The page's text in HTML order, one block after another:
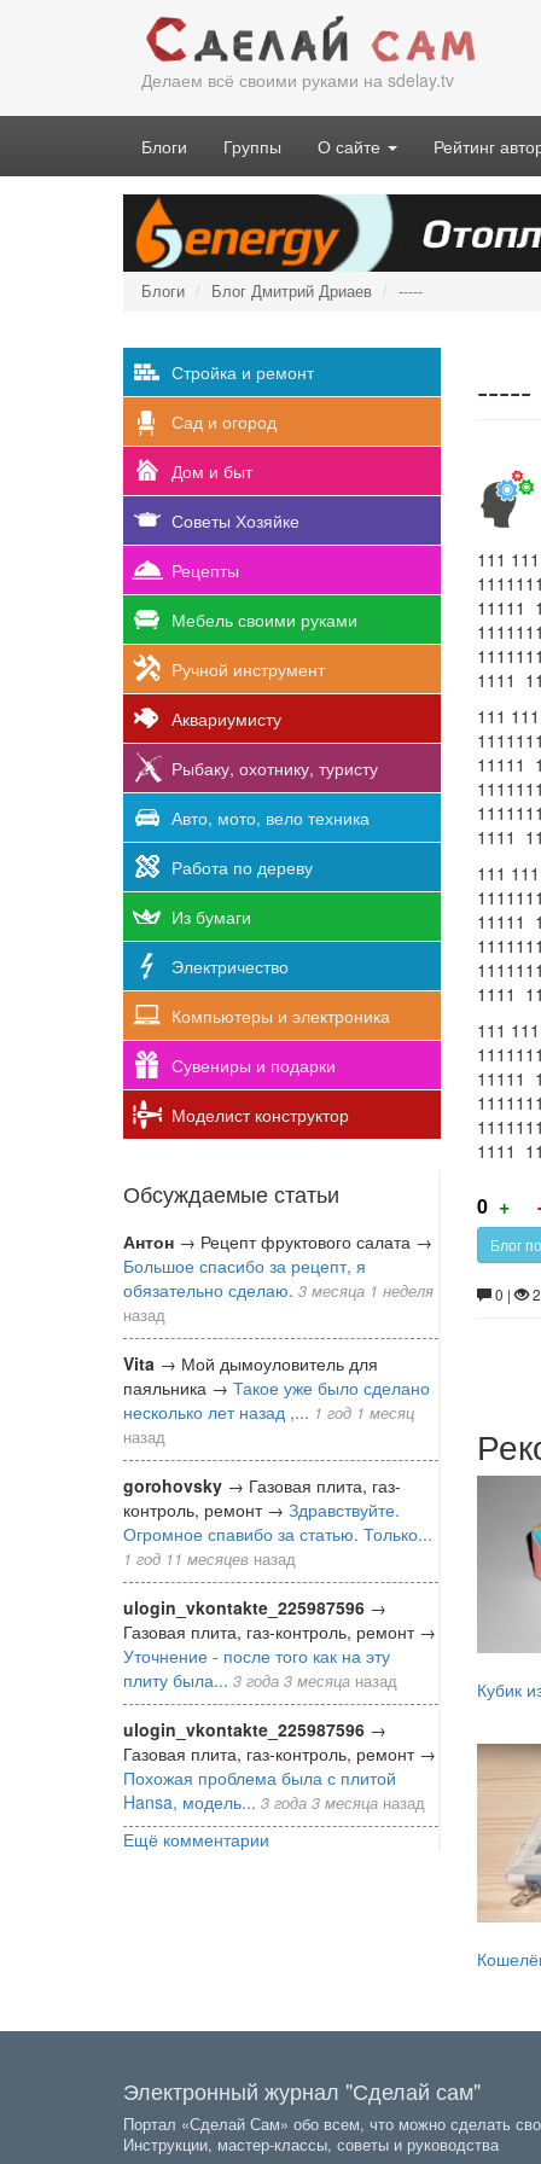
Делаем всё своими руками на sdelay.tv
Блоги Группы О сайте Рейтинг
Блоги Блог Дмитрий Дриаев -----
Стройка и ремонт
Сад и огород
Дом и быт
Советы Хозяйке
Рецепты
Мебель своими руками
Ручной инструмент
Аквариумисту
Рыбаку, охотнику, туристу
Авто, мото, вело техника
Работа по дереву
Из бумаги
Электричество
Компьютеры и электроника
Сувениры и подарки
Моделист конструктор
Обсуждаемые статьи
Антон → Рецепт фруктового салата →
Большое спасибо за рецепт, я
обязательно сделаю. 3 месяца 1 неделя
назад
Vita → Мой дымоуловитель для
паяльника → Такое уже было сделано
несколько лет назад ,... 1 год 1 месяц
назад
gorohovsky → Газовая плита, газ-
контроль, ремонт → Здравствуйте.
Огромное спавибо за статью. Только...
1 год 11 месяцев назад
ulogin_vkontakte_225987596 →
Газовая плита, газ-контроль, ремонт →
Уточнение - после того как на эту
плиту была... 3 года 3 месяца назад
ulogin_vkontakte_225987596 →
Газовая плита, газ-контроль, ремонт →
Похожая проблема была с плитой
Hansa, модель... 3 года 3 месяца назад
Ещё комментарии
-----
111
11111
1111
111
11111
1111
111
11111
1111
111
11111
1111
0 +
Блог
0 |
Кубик
Электронный журнал "Сделай сам"
Портал «Сделай Сам» обо всем, что можно сделать
Инструкции, мастер-классы, советы и руководства